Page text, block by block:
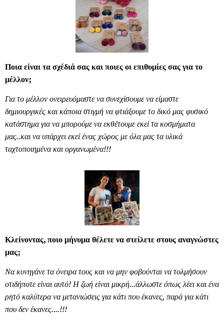
Ποια είναι τα σχέδιά σας και ποιες οι επιθυμίες σας για το
μέλλον;
Για το μέλλον ονειρευόμαστε να συνεχίσουμε να είμαστε
δημιουργικές και κάποια στιγμή να φτιάξουμε το δικό μας φυσικό
κατάστημα για να μπορούμε να εκθέτουμε εκεί τα κοσμήματα
μας..και να υπάρχει εκεί ένας χώρος με όλα μας τα υλικά
ταχτοποιημένα και οργανωμένα!!!
Κλείνοντας, ποιο μήνυμα θέλετε να στείλετε στους αναγνώστες
μας;
Να κυνηγάνε τα όνειρα τους και να μην φοβούνται να τολμήσουν
οτιδήποτε είναι αυτό! Η ζωή είναι μικρή...άλλωστε όπως λέει και ένα
ρητό καλύτερα να μετανιώσεις για κάτι που έκανες, παρά για κάτι
που δεν έκανες....!!!